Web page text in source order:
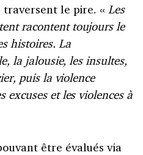
traversent le pire. « Les
racontent toujours le
histoires. La
la jalousie, les insultes,
puis la violence
excuses et les violences à
être évalués via